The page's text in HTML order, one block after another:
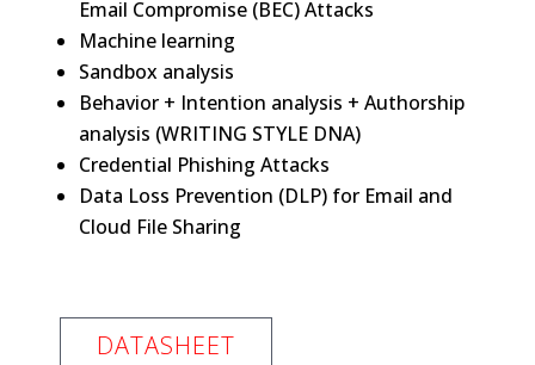
Email Compromise (BEC) Attacks
Machine learning
Sandbox analysis
Behavior + Intention analysis + Authorship
analysis (WRITING STYLE DNA)
Credential Phishing Attacks
Data Loss Prevention (DLP) for Email and
Cloud File Sharing
DATASHEET